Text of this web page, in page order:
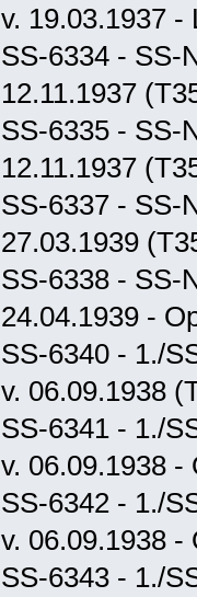
v. 19.03.1937 -
SS-6334 - SS-
12.11.1937
SS-6335 - SS-
12.11.1937
SS-6337 - SS-
27.03.1939
SS-6338 - SS-
24.04.1939 -
SS-6340 - 1./
v. 06.09.1938
SS-6341 - 1./
v. 06.09.1938 -
SS-6342 - 1./
v. 06.09.1938 -
SS-6343 - 1./